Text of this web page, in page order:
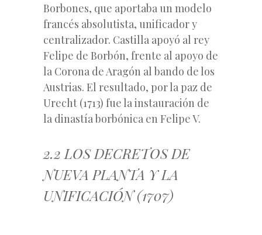
Borbones, que aportaba un modelo
francés absolutista, unificador y
centralizador. Castilla apoyó al rey
Felipe de Borbón, frente al apoyo de
la Corona de Aragón al bando de los
Austrias. El resultado, por la paz de
Urecht (1713) fue la instauración de
la dinastía borbónica en Felipe V.
2.2 LOS DECRETOS DE
NUEVA PLANTA Y LA
UNIFICACIÓN (1707)